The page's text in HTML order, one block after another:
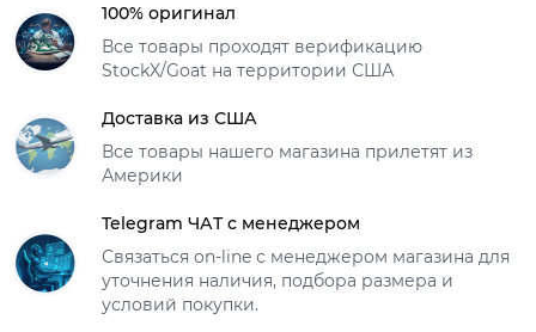
100% оригинал
Все товары проходят верификацию
StockX/Goat на территории США
Доставка из США
Все товары нашего магазина прилетят из
Америки
Telegram ЧАТ с менеджером
Связаться on-line с менеджером магазина для
уточнения наличия, подбора размера и
условий покупки.